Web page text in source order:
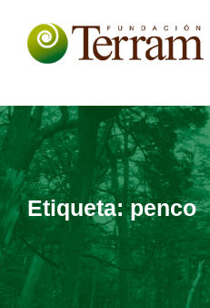
Etiqueta:penco